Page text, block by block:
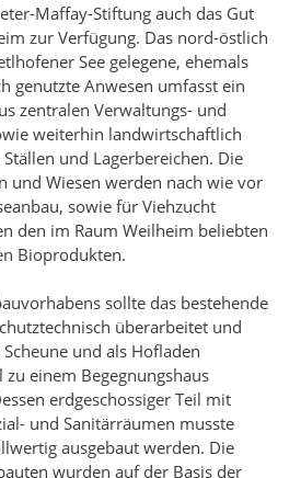
Maffay-Stiftung auch das Gut
zur Verfügung. Das nord-östlich
See gelegene, ehemals
genutzte Anwesen umfasst ein
zentralen Verwaltungs- und
weiterhin landwirtschaftlich
und Lagerbereichen. Die
und Wiesen werden nach wie vor
sowie für Viehzucht
den im Raum Weilheim beliebten
Bioprodukten.
sollte das bestehende
überarbeitet und
und als Hofladen
zu einem Begegnungshaus
erdgeschossiger Teil mit
und Sanitärräumen musste
ausgebaut werden. Die
wurden auf der Basis der